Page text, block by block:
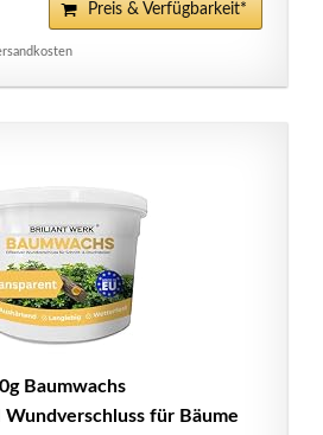
Preis & Verfügbarkeit*
Baumwachs
für Bäume